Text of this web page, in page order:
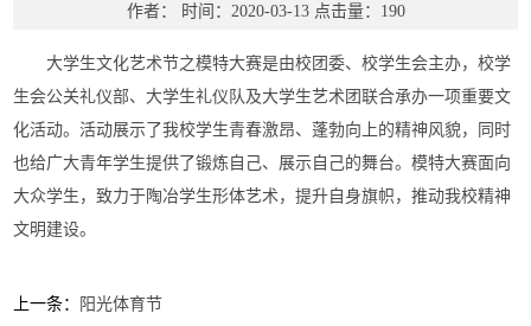
作者： 时间：2020-03-13 点击量： 190
大学生文化艺术节之模特大赛是由校团委、校学生会主办，校学
生会公关礼仪部、大学生礼仪队及大学生艺术团联合承办一项重要文
化活动。活动展示了我校学生青春激昂、蓬勃向上的精神风貌，同时
也给广大青年学生提供了锻炼自己、展示自己的舞台。模特大赛面向
大众学生，致力于陶冶学生形体艺术，提升自身旗帜，推动我校精神
文明建设。
上一条： 阳光体育节